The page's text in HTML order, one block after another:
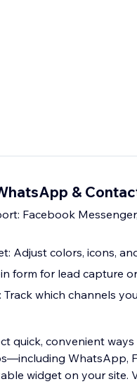
&
Facebook
Adjust colors, icons,
form for lead capture
Track which channels
quick, convenient
WhatsApp,
widget on your site.